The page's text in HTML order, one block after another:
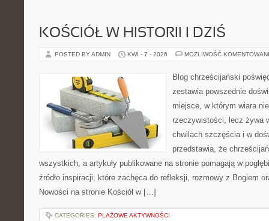
KOŚCIÓŁ W HISTORII I DZIŚ
POSTED BY ADMIN KWI - 7 - 2026 MOŻLIWOŚĆ
Blog chrześcijański
zestawia powszednie
miejsce, w którym wiara
rzeczywistości, lecz żywa
chwilach szczęścia i w
przedstawia, że
wszystkich, a artykuły publikowane na stronie pomagają w
źródło inspiracji, które zachęca do refleksji, rozmowy z Bogiem
Nowości na stronie Kościół w […]
CATEGORIES: PLAŻOWE AKTYWNOŚCI